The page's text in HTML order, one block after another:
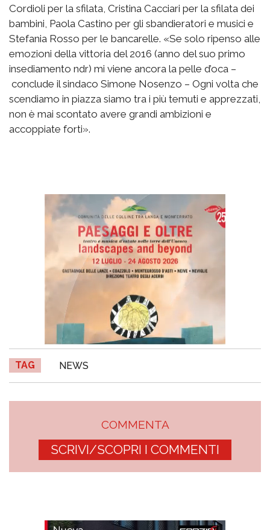
Cordioli per la sfilata, Cristina Cacciari per la sfilata dei
bambini, Paola Castino per gli sbandieratori e musici e
Stefania Rosso per le bancarelle. «Se solo ripenso alle
emozioni della vittoria del 2016 (anno del suo primo
insediamento ndr) mi viene ancora la pelle d’oca –
conclude il sindaco Simone Nosenzo – Ogni volta che
scendiamo in piazza siamo tra i più temuti e apprezzati,
non è mai scontato avere grandi ambizioni e
accoppiate forti».
TAG NEWS
COMMENTA
SCRIVI/SCOPRI I COMMENTI